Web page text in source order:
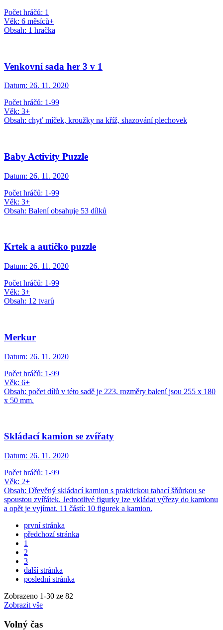
Počet hráčů: 1
Věk: 6 měsíců+
Obsah: 1 hračka
Venkovní sada her 3 v 1
Datum: 26. 11. 2020
Počet hráčů: 1-99
Věk: 3+
Obsah: chyť míček, kroužky na kříž, shazování plechovek
Baby Activity Puzzle
Datum: 26. 11. 2020
Počet hráčů: 1-99
Věk: 3+
Obsah: Balení obsahuje 53 dílků
Krtek a autíčko puzzle
Datum: 26. 11. 2020
Počet hráčů: 1-99
Věk: 3+
Obsah: 12 tvarů
Merkur
Datum: 26. 11. 2020
Počet hráčů: 1-99
Věk: 6+
Obsah: počet dílů v této sadě je 223, rozměry balení jsou 255 x 180
x 50 mm.
Skládací kamion se zvířaty
Datum: 26. 11. 2020
Počet hráčů: 1-99
Věk: 2+
Obsah: Dřevěný skládací kamion s praktickou tahací šňůrkou se
spoustou zvířátek. Jednotlivé figurky lze vkládat výřezy do kamionu
a opět je vyjímat. 11 částí: 10 figurek a kamion.
první stránka
předchozí stránka
1
2
3
další stránka
poslední stránka
Zobrazeno 1-30 ze 82
Zobrazit vše
Volný čas